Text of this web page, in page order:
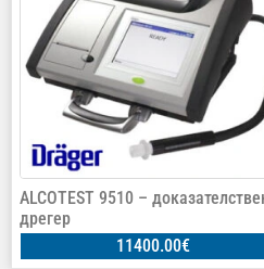
ALCOTEST 9510 –
дрегер
11400.00€